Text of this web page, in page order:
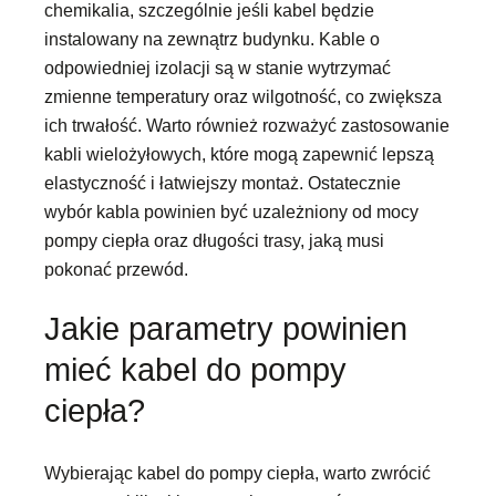
chemikalia, szczególnie jeśli kabel będzie
instalowany na zewnątrz budynku. Kable o
odpowiedniej izolacji są w stanie wytrzymać
zmienne temperatury oraz wilgotność, co zwiększa
ich trwałość. Warto również rozważyć zastosowanie
kabli wielożyłowych, które mogą zapewnić lepszą
elastyczność i łatwiejszy montaż. Ostatecznie
wybór kabla powinien być uzależniony od mocy
pompy ciepła oraz długości trasy, jaką musi
pokonać przewód.
Jakie parametry powinien
mieć kabel do pompy
ciepła?
Wybierając kabel do pompy ciepła, warto zwrócić